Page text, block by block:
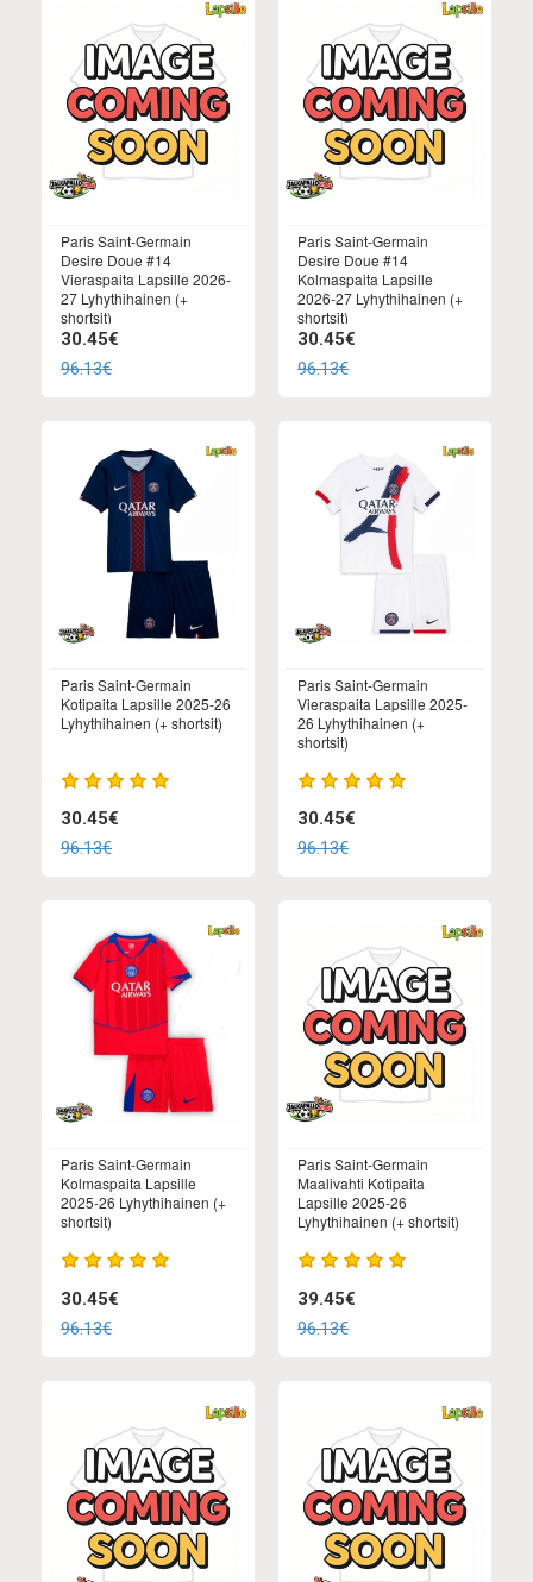
Paris Saint-Germain
Desire Doue #14
Vieraspaita Lapsille 2026-
27 Lyhythihainen (+
shortsit)
30.45€
96.13€
Paris Saint-Germain
Desire Doue #14
Kolmaspaita Lapsille
2026-27 Lyhythihainen (+
shortsit)
30.45€
96.13€
Paris Saint-Germain
Kotipaita Lapsille 2025-26
Lyhythihainen (+ shortsit)
30.45€
96.13€
Paris Saint-Germain
Vieraspaita Lapsille 2025-
26 Lyhythihainen (+
shortsit)
30.45€
96.13€
Paris Saint-Germain
Kolmaspaita Lapsille
2025-26 Lyhythihainen (+
shortsit)
30.45€
96.13€
Paris Saint-Germain
Maalivahti Kotipaita
Lapsille 2025-26
Lyhythihainen (+ shortsit)
39.45€
96.13€